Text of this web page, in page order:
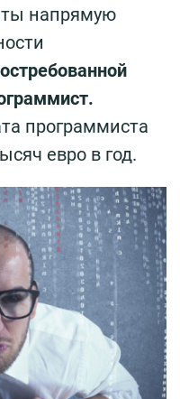
напрямую
программиста
евро в год.